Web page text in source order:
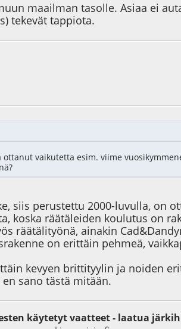
maailman tasolle. Asiaa ei
tekevät tappiota.
vaikutetta esim. viime
siis perustettu 2000-luvulla, on
koska räätäleiden koulutus on
räätälityönä, ainakin
on erittäin pehmeä,
kevyen brittityylin ja noiden
sano tästä mitään.
käytetyt vaatteet - laatua